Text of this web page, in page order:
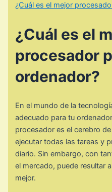
¿Cuál es el mejor
¿Cuál es el
procesador
ordenador?
En el mundo de la
adecuado para tu
procesador es el cerebro
ejecutar todas las tareas y
diario. Sin embargo, con
el mercado, puede resultar
mejor.